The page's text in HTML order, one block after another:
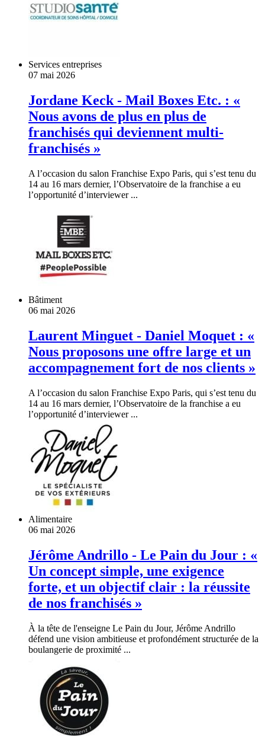
Services entreprises
07 mai 2026
Jordane Keck - Mail Boxes Etc. : «
Nous avons de plus en plus de
franchisés qui deviennent multi-
franchisés »
A l’occasion du salon Franchise Expo Paris, qui s’est tenu du
14 au 16 mars dernier, l’Observatoire de la franchise a eu
l’opportunité d’interviewer ...
Bâtiment
06 mai 2026
Laurent Minguet - Daniel Moquet : «
Nous proposons une offre large et un
accompagnement fort de nos clients »
A l’occasion du salon Franchise Expo Paris, qui s’est tenu du
14 au 16 mars dernier, l’Observatoire de la franchise a eu
l’opportunité d’interviewer ...
Alimentaire
06 mai 2026
Jérôme Andrillo - Le Pain du Jour : «
Un concept simple, une exigence
forte, et un objectif clair : la réussite
de nos franchisés »
À la tête de l'enseigne Le Pain du Jour, Jérôme Andrillo
défend une vision ambitieuse et profondément structurée de la
boulangerie de proximité ...